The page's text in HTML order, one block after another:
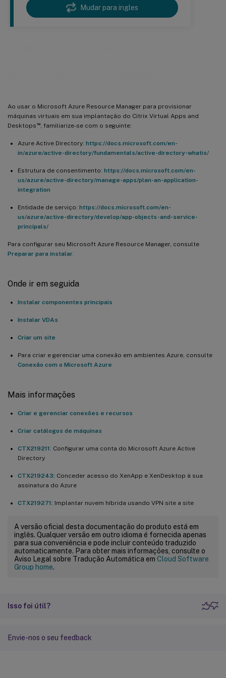
Mudar para ingles
Ao usar o Microsoft Azure Resource Manager para provisionar
máquinas virtuais em sua implantação do Citrix Virtual Apps and
Desktops ™, familiarize-se com o seguinte:
Azure Active Directory: https://docs.microsoft.com/en-
in/azure/active-directory/fundamentals/active-directory-whatis/
Estrutura de consentimento: https://docs.microsoft.com/en-
us/azure/active-directory/manage-apps/plan-an-application-
integration
Entidade de serviço: https://docs.microsoft.com/en-
us/azure/active-directory/develop/app-objects-and-service-
principals/
Para configurar seu Microsoft Azure Resource Manager, consulte
Preparar para instalar
Onde ir em seguida
Instalar componentes principais
Instalar VDAs
Criar um site
Para criar e gerenciar uma conexão em ambientes Azure, consulte
Conexão com o Microsoft Azure
Mais informações
Criar e gerenciar conexões e recursos
Criar catálogos de máquinas
CTX219211 : Configurar uma conta do Microsoft Azure Active
Directory
CTX219243: Conceder acesso do XenApp e XenDesktop à sua
assinatura do Azure
CTX219271: Implantar nuvem híbrida usando VPN site a site
A versão oficial desta documentação do produto está em
inglês. Qualquer versão em outro idioma é fornecida apenas
para sua conveniência e pode incluir conteúdo traduzido
automaticamente. Para obter mais informações, consulte o
Aviso Legal sobre Tradução Automática em Cloud Software
Group home.
Isso foi útil?
Envie-nos o seu feedback